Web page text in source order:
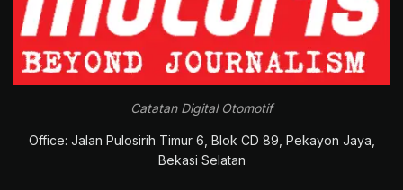
Catatan Digital Otomotif
Office: Jalan Pulosirih Timur 6, Blok CD 89, Pekayon Jaya,
Bekasi Selatan